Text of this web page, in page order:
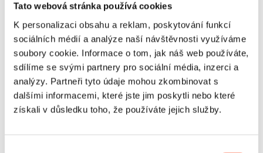
Tato webová stránka používá cookies
K personalizaci obsahu a reklam, poskytování funkcí
sociálních médií a analýze naší návštěvnosti využíváme
soubory cookie. Informace o tom, jak náš web používáte,
sdílíme se svými partnery pro sociální média, inzerci a
analýzy. Partneři tyto údaje mohou zkombinovat s
dalšími informacemi, které jste jim poskytli nebo které
získali v důsledku toho, že používáte jejich služby.